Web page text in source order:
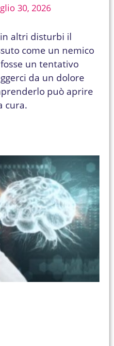
30, 2026
altri disturbi il
come un nemico
un tentativo
da un dolore
può aprire
cura.